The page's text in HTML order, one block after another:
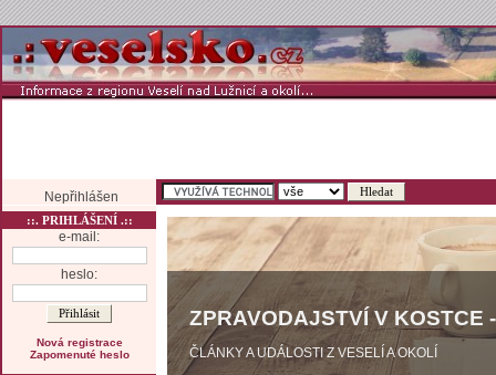
Nepřihlášen
::. PRIHLÁŠENÍ .::
e-mail:
heslo:
Nová registrace
Zapomenuté heslo
ZPRAVODAJSTVÍ V KOSTCE
ČLÁNKY A UDÁLOSTI Z VESELÍ A OKOLÍ